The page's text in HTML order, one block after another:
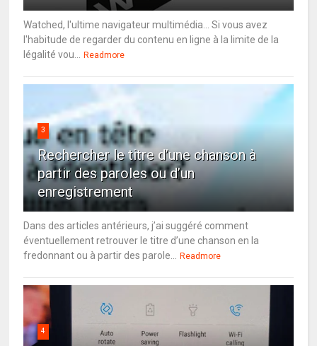
Watched, l'ultime navigateur multimédia... Si vous avez
l'habitude de regarder du contenu en ligne à la limite de la
légalité vou...
Readmore
3
Rechercher le titre d’une chanson à
partir des paroles ou d’un
enregistrement
Dans des articles antérieurs, j’ai suggéré comment
éventuellement retrouver le titre d’une chanson en la
fredonnant ou à partir des parole...
Readmore
4